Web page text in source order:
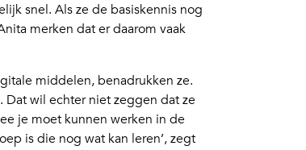
snel. Als ze de basiskennis nog
merken dat er daarom vaak
middelen, benadrukken ze.
wil echter niet zeggen dat ze
je moet kunnen werken in de
is die nog wat kan leren’, zegt